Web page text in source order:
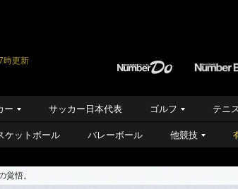
時更新
ー サッカー日本代表 ゴルフ テニ
ケットボール バレーボール 他競技
覚悟。